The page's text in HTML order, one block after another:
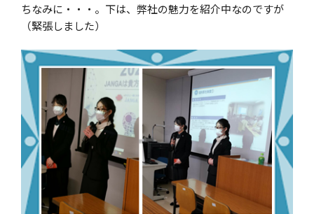
ちなみに・・・。下は、弊社の魅力を紹介中なのですが
（緊張しました）